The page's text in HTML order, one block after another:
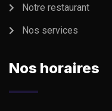
Notre restaurant
Nos services
Nos horaires